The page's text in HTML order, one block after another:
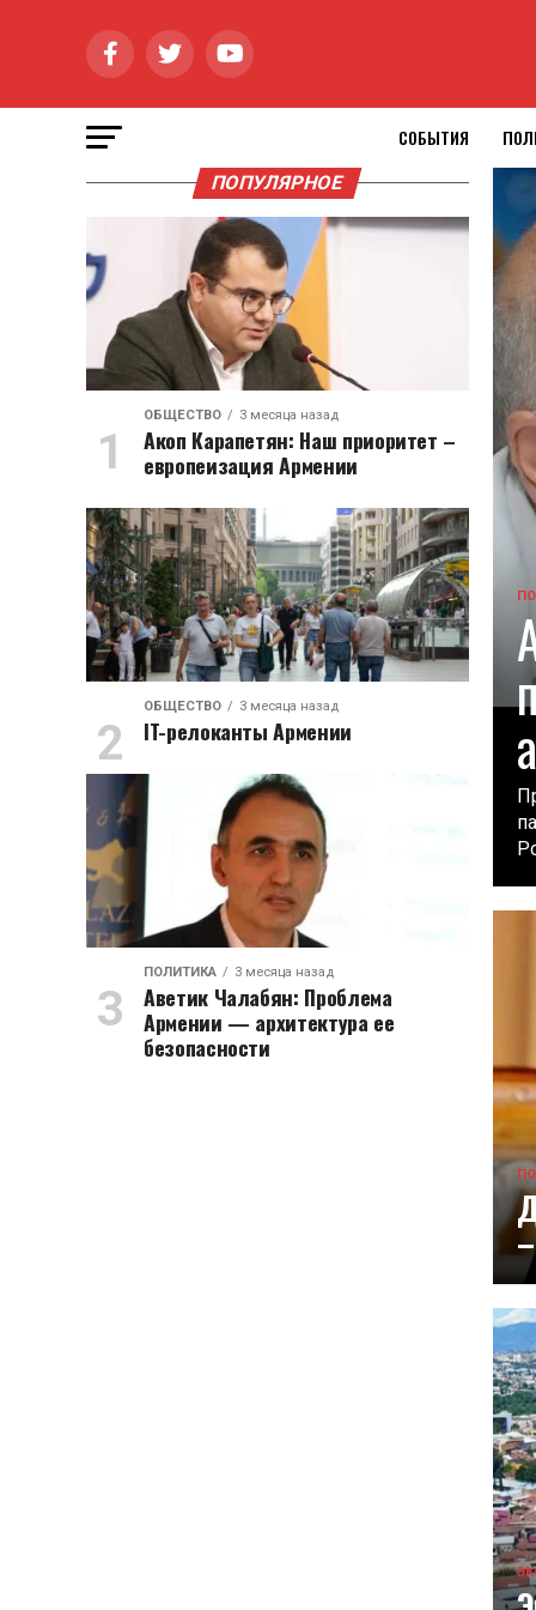
СОБЫТИЯ
ПОПУЛЯРНОЕ
ОБЩЕСТВО 3 месяца назад
Акоп Карапетян: Наш приоритет –
европеизация Армении
ОБЩЕСТВО 3 месяца назад
IT-релоканты Армении
ПОЛИТИКА 3 месяца назад
Аветик Чалабян: Проблема
Армении — архитектура ее
безопасности